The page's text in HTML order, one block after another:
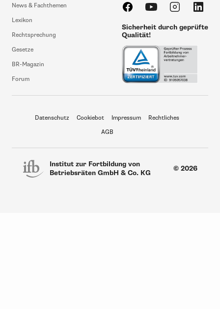
News & Fachthemen
Lexikon
Rechtsprechung
Gesetze
BR-Magazin
Forum
Sicherheit durch geprüfte
Qualität!
Institut zur Fortbildung von
Betriebsräten GmbH & Co. KG
© 2026
Datenschutz Cookiebot Impressum
Rechtliches
AGB